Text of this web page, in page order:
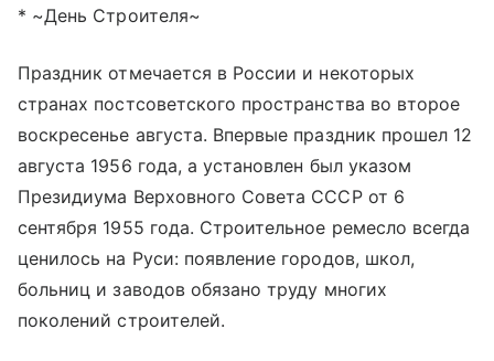
* ~День Строителя~
Праздник отмечается в России и некоторых
странах постсоветского пространства во второе
воскресенье августа. Впервые праздник прошел 12
августа 1956 года, а установлен был указом
Президиума Верховного Совета СССР от 6
сентября 1955 года. Строительное ремесло всегда
ценилось на Руси: появление городов, школ,
больниц и заводов обязано труду многих
поколений строителей.